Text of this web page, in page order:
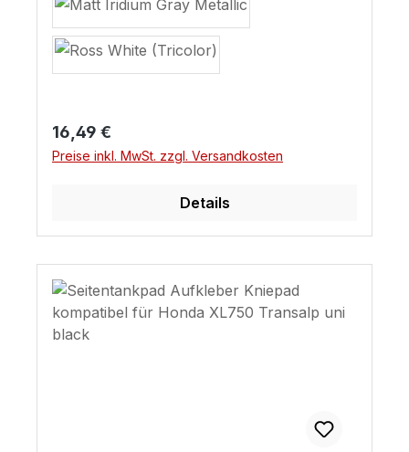
Regulärer Preis:
16,49 €
Preise inkl. MwSt. zzgl. Versandkosten
Details